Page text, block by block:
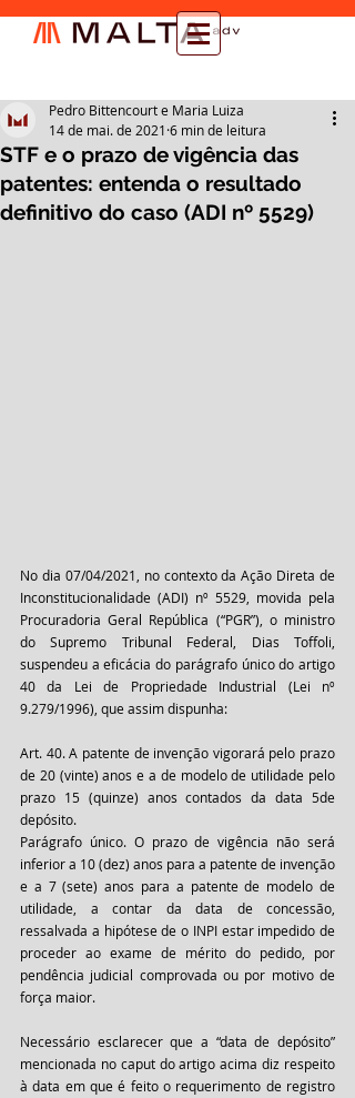
STF e o prazo de vigência das
patentes: entenda o resultado
definitivo do caso (ADI nº 5529)
Pedro Bittencourt e Maria Luiza
14 de mai. de 2021 6 min de leitura
No dia 07/04/2021, no contexto da Ação Direta de
Inconstitucionalidade (ADI) nº 5529, movida pela
Procuradoria Geral República (“PGR”), o ministro
do Supremo Tribunal Federal, Dias Toffoli,
suspendeu a eficácia do parágrafo único do artigo
40 da Lei de Propriedade Industrial (Lei nº
9.279/1996), que assim dispunha:
Art. 40. A patente de invenção vigorará pelo prazo
de 20 (vinte) anos e a de modelo de utilidade pelo
prazo 15 (quinze) anos contados da data 5de
depósito.
Parágrafo único. O prazo de vigência não será
inferior a 10 (dez) anos para a patente de invenção
e a 7 (sete) anos para a patente de modelo de
utilidade, a contar da data de concessão,
ressalvada a hipótese de o INPI estar impedido de
proceder ao exame de mérito do pedido, por
pendência judicial comprovada ou por motivo de
força maior.
Necessário esclarecer que a “data de depósito”
mencionada no caput do artigo acima diz respeito
à data em que é feito o requerimento de registro